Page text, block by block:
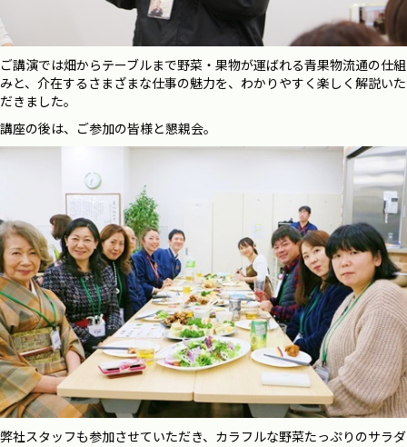
ご講演では畑からテーブルまで野菜・果物が運ばれる青果物流通の仕組
みと、介在するさまざまな仕事の魅力を、わかりやすく楽しく解説いた
だきました。
講座の後は、ご参加の皆様と懇親会。
弊社スタッフも参加させていただき、カラフルな野菜たっぷりのサラダ